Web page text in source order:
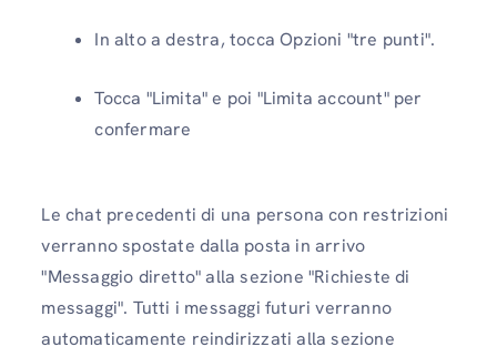
In alto a destra, tocca Opzioni "tre punti".
Tocca "Limita" e poi "Limita account" per
confermare
Le chat precedenti di una persona con restrizioni
verranno spostate dalla posta in arrivo
"Messaggio diretto" alla sezione "Richieste di
messaggi". Tutti i messaggi futuri verranno
automaticamente reindirizzati alla sezione